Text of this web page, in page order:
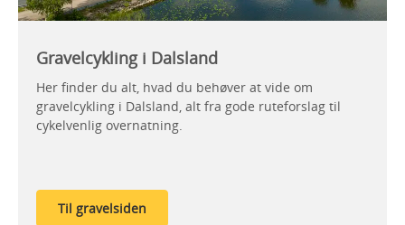
Gravelcykling i Dalsland
Her finder du alt, hvad du behøver at vide om
gravelcykling i Dalsland, alt fra gode ruteforslag til
cykelvenlig overnatning.
Til gravelsiden